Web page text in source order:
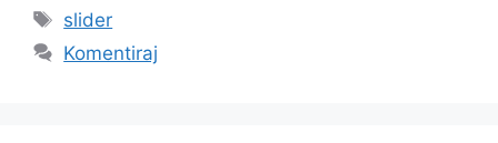
Oznake
slider
Komentiraj